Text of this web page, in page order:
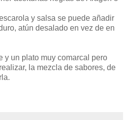
y salsa se puede añadir
atún desalado en vez de en
y un plato muy comarcal pero
la mezcla de sabores, de